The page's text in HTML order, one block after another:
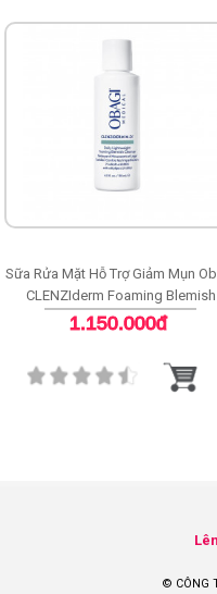
Sữa Rửa Mặt Hỗ Trợ Giảm Mụn
CLENZIderm Foaming Blemish
Cleanser
1.150.000đ
© CÔNG